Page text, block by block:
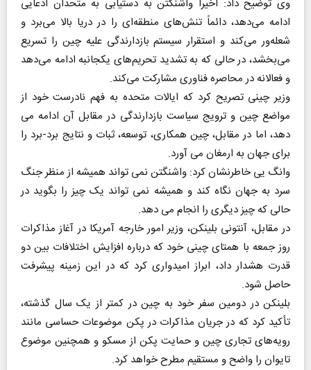
وی توضیح داد: اخیراً واشنگتن به دستیابی به متحدان ادعایی
ادامه می‌دهد، دائماً تنش‌های منطقه‌ای را در دریا بالا می‌برد و
شعله‌ور می‌کند و استقرار سیستم بازدارندگی علیه چین را تسریع
می‌بخشد، در حالی که به تشدید تحریم‌های یکجانبه ادامه می‌دهد
و فعالانه در محاصره فناوری مشارکت می‌کند.
وزیر چینی تصریح کرد که ایالات متحده به فهم نادرست خود از
مواضع چین و ترویج سیاست بازدارندگی در مقابل آن ادامه می
دهد، اما در مقابل، چین همکاری، توسعه، ثبات و نتایج برد-برد را
برای جهان به ارمغان می آورد.
وانگ یی خاطرنشان کرد: واشنگتن نمی تواند همیشه از منظر جنگ
سرد به جهان نگاه کند و همیشه نمی تواند یک چیز را بگوید در
حالی که چیز دیگری را انجام می دهد.
در مقابل، آنتونی بلینکن، وزیر امور خارجه آمریکا در آغاز مذاکرات
روز جمعه با همتای چینی خود که درباره افزایش اختلافات بین دو
قدرت هشدار داد، ابراز امیدواری کرد که در این زمینه پیشرفت
حاصل شود.
بلینکن در دومین سفر خود به چین در کمتر از یک سال گذشته،
تأکید کرد که در جریان مذاکرات در پکن موضوعات حساسی مانند
رویه‌های تجاری چین و حمایت پکن از مسکو و همچنین موضوع
تایوان را واضح و مستقیم مطرح خواهد کرد.